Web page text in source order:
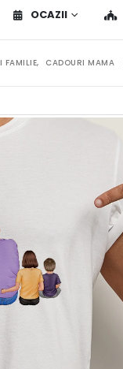
OCAZII
FAMILIE, CADOURI MAMA